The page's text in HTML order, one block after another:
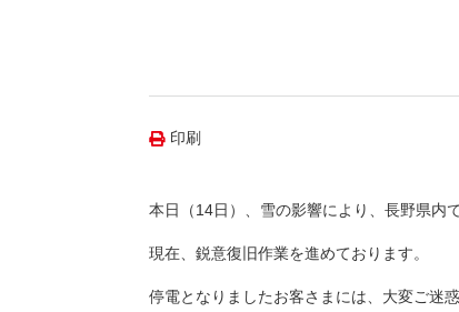
印刷
本日（14日）、雪の影響により、長野県内
現在、鋭意復旧作業を進めております。
停電となりましたお客さまには、大変ご迷